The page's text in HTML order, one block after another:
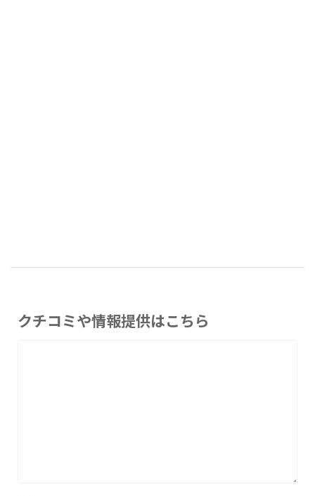
クチコミや情報提供はこちら